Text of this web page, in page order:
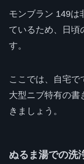
モンブラン 149は
ているため、日頃
す。
ここでは、自宅で
大型ニブ特有の書
きましょう。
ぬるま湯での洗